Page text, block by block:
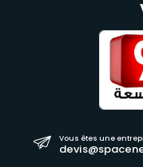
Vous êtes une